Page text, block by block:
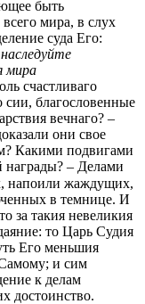
быть
мира, в слух
суда Его:
мира
счастливаго
сии, благословенные
вечнаго? –
они свое
Какими подвигами
награды? – Делами
напоили жаждущих,
в темнице. И
за такия невеликия
то Царь Судия
Его меньшия
и сим
к делам
достоинство.